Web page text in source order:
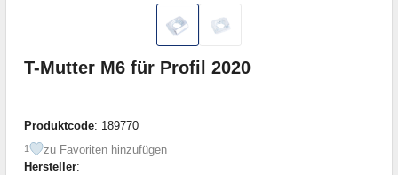
T-Mutter M6 für Profil 2020
Produktcode: 189770
1
zu Favoriten hinzufügen
Hersteller: